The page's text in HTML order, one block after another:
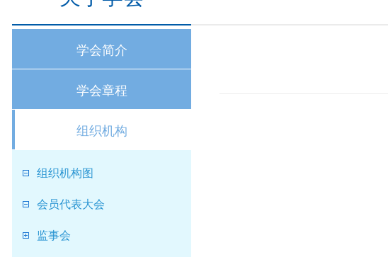
学会简介
学会章程
组织机构
组织机构图
会员代表大会
监事会